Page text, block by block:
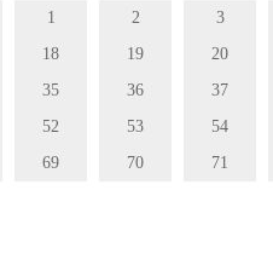
1 2 3
18 19 20
35 36 37
52 53 54
69 70 71